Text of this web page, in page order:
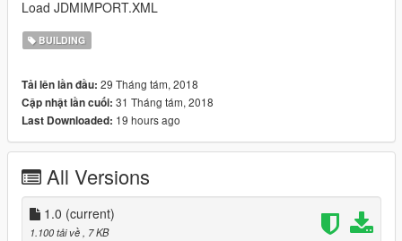
Load JDMIMPORT.XML
BUILDING
Tải lên lần đầu: 29 Tháng tám, 2018
Cập nhật lần cuối: 31 Tháng tám, 2018
Last Downloaded: 19 hours ago
All Versions
1.0 (current)
1.100 tải về
, 7 KB